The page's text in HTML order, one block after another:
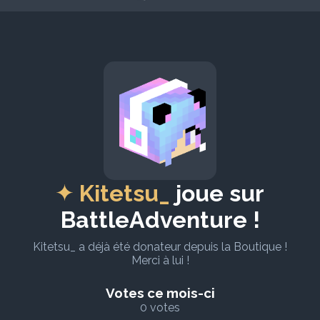
Kitetsu_ joue sur
BattleAdventure !
Kitetsu_ a déjà été donateur depuis la Boutique !
Merci à lui !
Votes ce mois-ci
0 votes